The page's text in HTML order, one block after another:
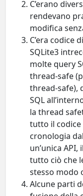
C’erano
rendevano
modifica
C’era codice
SQLite3
molte query
thread-safe
thread-safe),
SQL
la thread
tutto il codice
cronologia
un’unica
tutto ciò che
stesso modo
Alcune parti